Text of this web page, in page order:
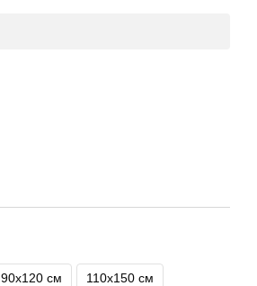
90х120 см 110x150 см